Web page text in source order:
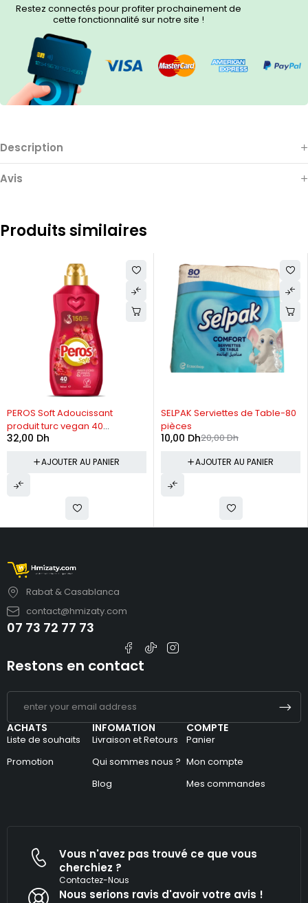
Restez connectés pour profiter prochainement de
cette fonctionnalité sur notre site !
Description
Avis
Produits similaires
PEROS Soft Adoucissant
produit turc vegan 40
utilisations-960 ml
32,00 Dh
AJOUTER AU PANIER
-50%
SELPAK Serviettes de Table-80
pièces
20,00Dh
10,00 Dh
AJOUTER AU PANIER
Rabat & Casablanca
contact@hmizaty.com
07 73 72 77 73
ACHATS
Liste de souhaits
Promotion
INFOMATION
Livraison et Retours
Qui sommes nous ?
Blog
COMPTE
Panier
Mon compte
Mes commandes
Restons en contact
Vous n'avez pas trouvé ce que vous
cherchiez ?
Contactez-Nous
Nous serions ravis d'avoir votre avis !​